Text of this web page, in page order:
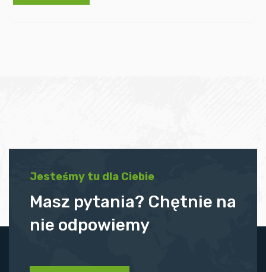
Jesteśmy tu dla Ciebie
Masz pytania? Chętnie na
nie odpowiemy